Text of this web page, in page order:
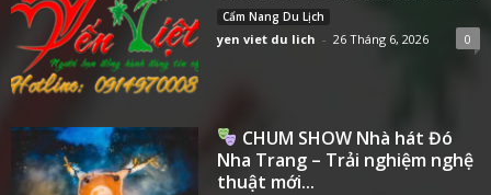
Cẩm Nang Du Lịch
yen viet du lich - 26 Tháng 6, 2026 0
CHUM SHOW Nhà hát Đó
Nha Trang – Trải nghiệm nghệ
thuật mới...